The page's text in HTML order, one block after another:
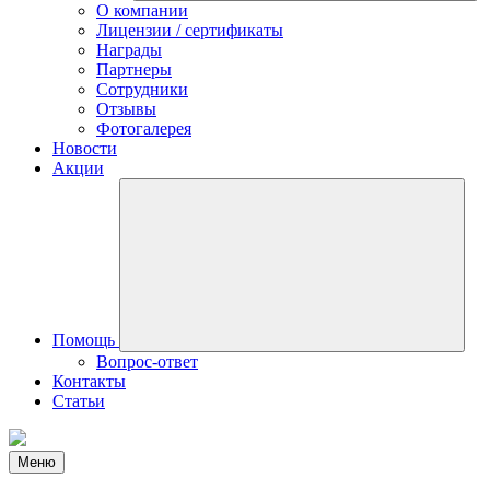
О компании
Лицензии / сертификаты
Награды
Партнеры
Сотрудники
Отзывы
Фотогалерея
Новости
Акции
Помощь
Вопрос-ответ
Контакты
Статьи
Меню